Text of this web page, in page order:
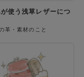
使う浅草レザーにつ
革・素材のこと